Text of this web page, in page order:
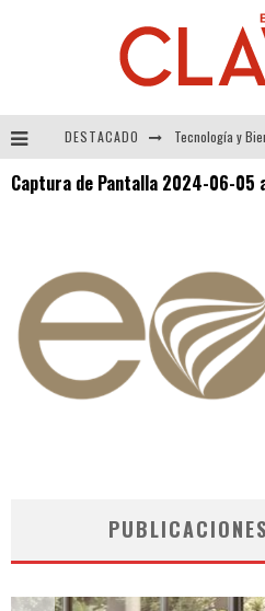
DESTACADO
Captura de Pantalla 2024-06-05